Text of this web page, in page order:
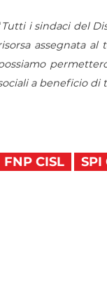
Tutti i sindaci del
assegnata
a beneficio di
FNP CISL SPI